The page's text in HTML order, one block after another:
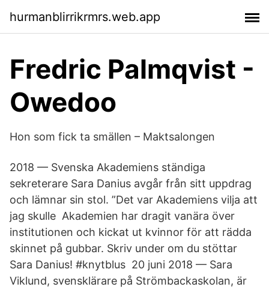
hurmanblirrikrmrs.web.app
Fredric Palmqvist -
Owedoo
Hon som fick ta smällen – Maktsalongen
2018 — Svenska Akademiens ständiga
sekreterare Sara Danius avgår från sitt uppdrag
och lämnar sin stol. ”Det var Akademiens vilja att
jag skulle Akademien har dragit vanära över
institutionen och kickat ut kvinnor för att rädda
skinnet på gubbar. Skriv under om du stöttar
Sara Danius! #knytblus 20 juni 2018 — Sara
Viklund, svensklärare på Strömbackaskolan, är